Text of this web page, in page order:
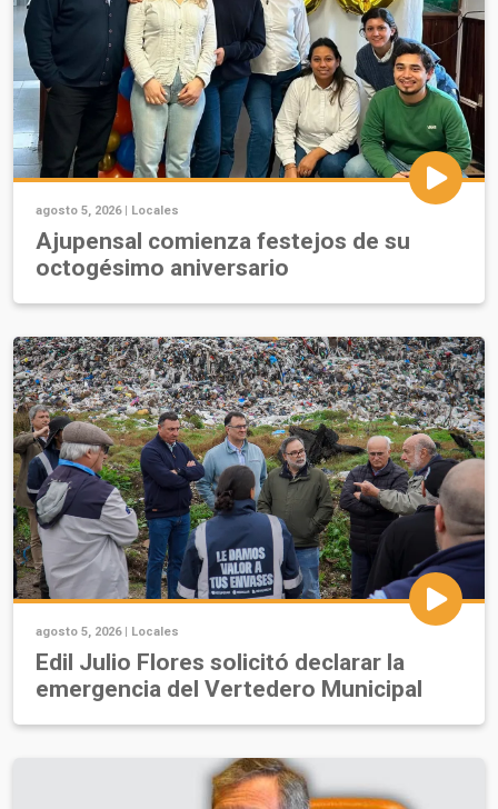
agosto 5, 2026 | Locales
Ajupensal comienza festejos de su
octogésimo aniversario
agosto 5, 2026 | Locales
Edil Julio Flores solicitó declarar la
emergencia del Vertedero Municipal